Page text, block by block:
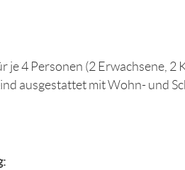
je 4 Personen (2 Erwachsene, 2
ausgestattet mit Wohn- und